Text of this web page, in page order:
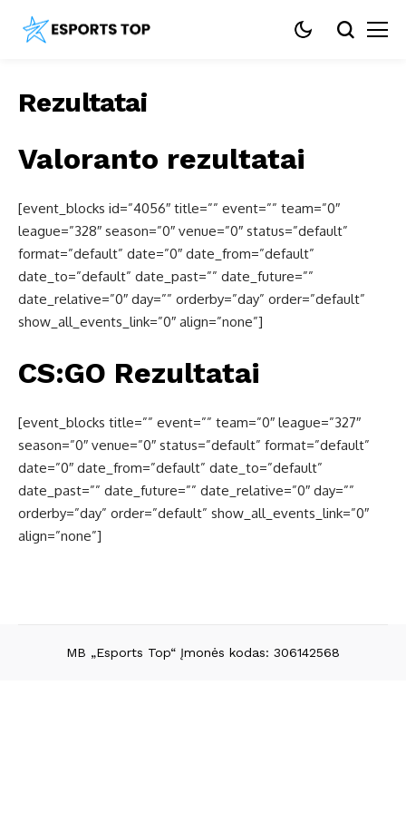
Rezultatai
Valoranto rezultatai
[event_blocks id=”4056″ title=”” event=”” team=”0″
league=”328″ season=”0″ venue=”0″ status=”default”
format=”default” date=”0″ date_from=”default”
date_to=”default” date_past=”” date_future=””
date_relative=”0″ day=”” orderby=”day” order=”default”
show_all_events_link=”0″ align=”none”]
CS:GO Rezultatai
[event_blocks title=”” event=”” team=”0″ league=”327″
season=”0″ venue=”0″ status=”default” format=”default”
date=”0″ date_from=”default” date_to=”default”
date_past=”” date_future=”” date_relative=”0″ day=””
orderby=”day” order=”default” show_all_events_link=”0″
align=”none”]
MB „Esports Top“ Įmonės kodas: 306142568